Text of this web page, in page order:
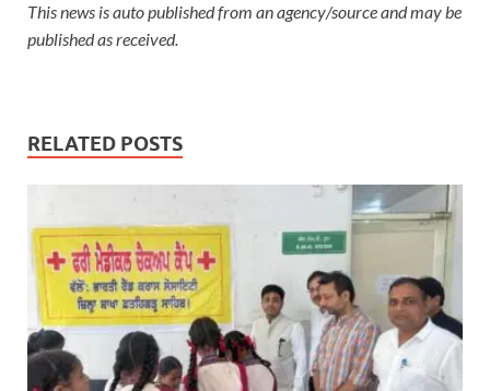
This news is auto published from an agency/source and may be
published as received.
RELATED POSTS